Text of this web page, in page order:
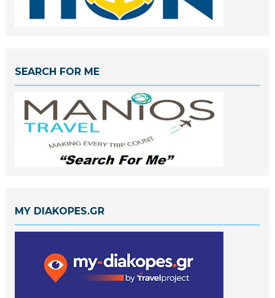
SEARCH FOR ME
MY DIAKOPES.GR